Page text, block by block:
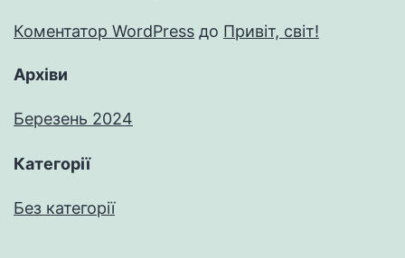
Коментатор WordPress до Привіт, світ!
Архіви
Березень 2024
Категорії
Без категорії